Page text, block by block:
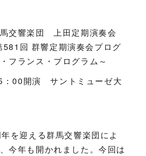
馬交響楽団 上田定期演奏会
回 群響定期演奏会プログ
フランス・プログラム～
：00開演 サントミューゼ大
を迎える群馬交響楽団によ
今年も開かれました。今回は